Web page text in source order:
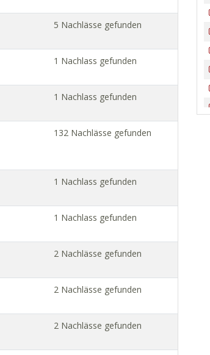
5 Nachlässe gefunden
1 Nachlass gefunden
1 Nachlass gefunden
132 Nachlässe gefunden
1 Nachlass gefunden
1 Nachlass gefunden
2 Nachlässe gefunden
2 Nachlässe gefunden
2 Nachlässe gefunden